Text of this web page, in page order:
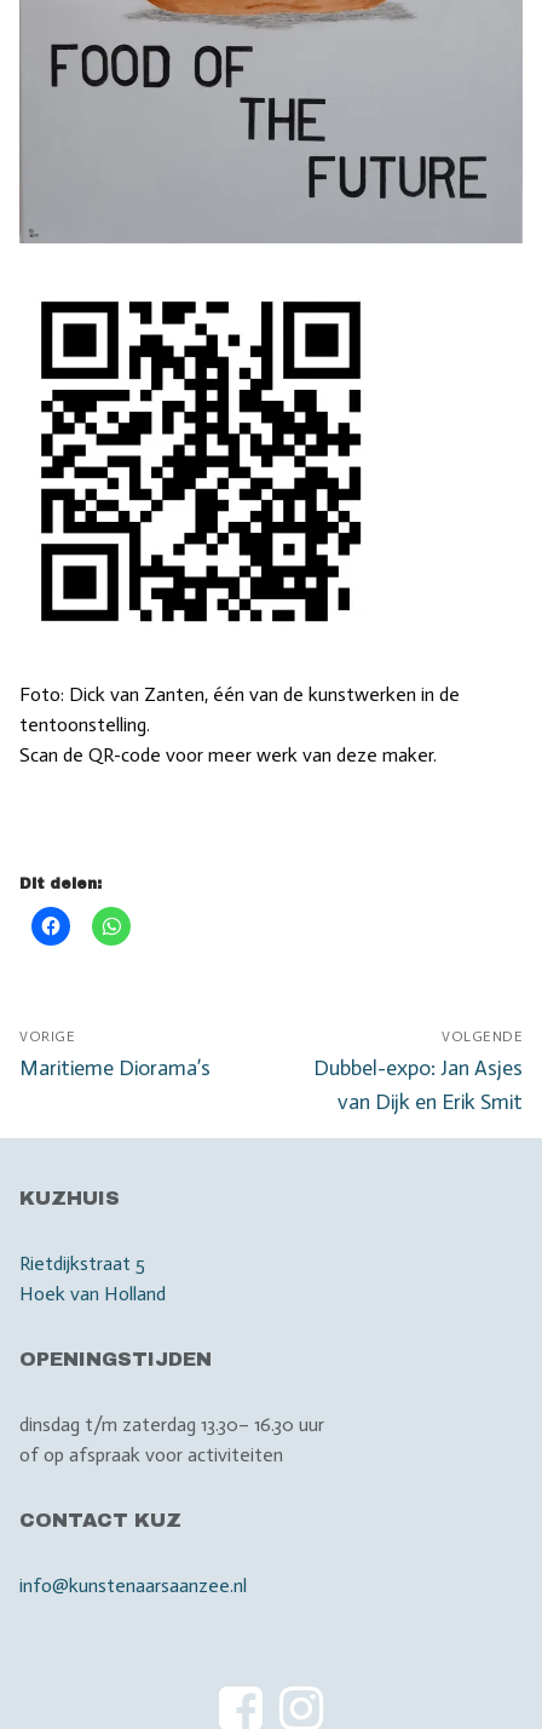
Foto: Dick van Zanten, één van de kunstwerken in de
tentoonstelling.
Scan de QR-code voor meer werk van deze maker.
Dit delen:
Bericht
navigatie
VORIGE
Vorig
Maritieme Diorama’s
VOLGENDE
Volgend
bericht:
Dubbel-expo: Jan Asjes
van Dijk en Erik Smit
KUZHUIS
Rietdijkstraat 5
Hoek van Holland
OPENINGSTIJDEN
dinsdag t/m zaterdag 13.30– 16.30 uur
of op afspraak voor activiteiten
CONTACT KUZ
info@kunstenaarsaanzee.nl